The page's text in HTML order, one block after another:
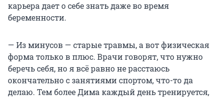
карьера дает о себе знать даже во время
беременности.
— Из минусов — старые травмы, а вот физическая
форма только в плюс. Врачи говорят, что нужно
беречь себя, но я всё равно не расстаюсь
окончательно с занятиями спортом, что-то да
делаю. Тем более Дима каждый день тренируется,